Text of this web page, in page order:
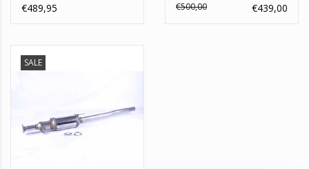
€489,95
€500,00 €439,00
SALE